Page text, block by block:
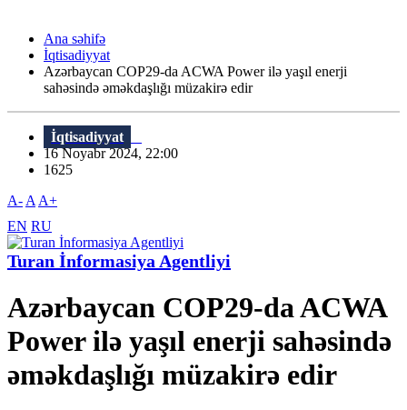
Ana səhifə
İqtisadiyyat
Azərbaycan COP29-da ACWA Power ilə yaşıl enerji
sahəsində əməkdaşlığı müzakirə edir
İqtisadiyyat
16 Noyabr 2024, 22:00
1625
A- A A+
EN RU
Turan İnformasiya Agentliyi
Azərbaycan COP29-da ACWA
Power ilə yaşıl enerji sahəsində
əməkdaşlığı müzakirə edir